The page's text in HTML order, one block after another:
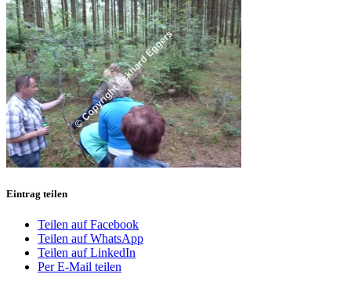
Eintrag teilen
Teilen auf Facebook
Teilen auf WhatsApp
Teilen auf LinkedIn
Per E-Mail teilen